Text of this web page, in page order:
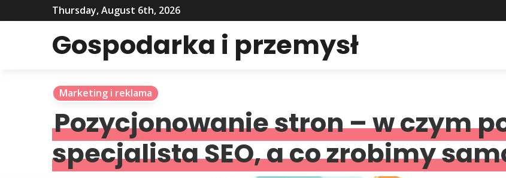
Thursday, August 6th, 2026
Gospodarka i przemysł
Marketing i reklama
Pozycjonowanie stron – w czym
specjalista SEO, a co zrobimy